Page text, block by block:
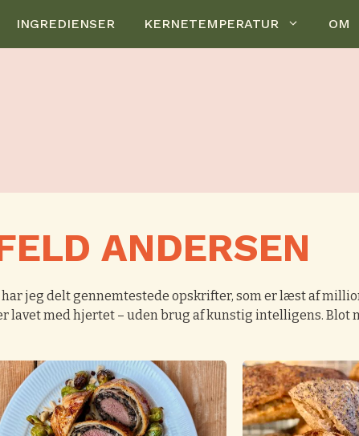
INGREDIENSER KERNETEMPERATUR OM
ANDERSEN
har jeg delt gennemtestede opskrifter, som er læst af
lavet med hjertet – uden brug af kunstig intelligens. Blot